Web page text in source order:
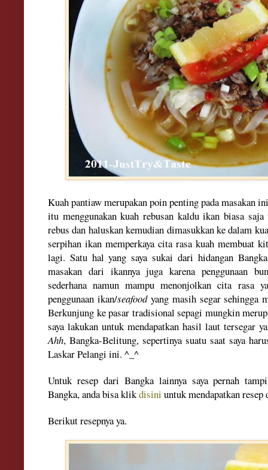
Kuah pantiaw merupakan poin penting pada masakan
itu menggunakan kuah rebusan kaldu ikan biasa
rebus dan haluskan kemudian dimasukkan ke dalam
serpihan ikan memperkaya cita rasa kuah membuat
lagi. Satu hal yang saya sukai dari hidangan
masakan dari ikannya juga karena penggunaan
sederhana namun mampu menonjolkan cita rasa
penggunaan ikan/seafoodyang masih segar sehingga
Berkunjung ke pasar tradisional sepagi mungkin
saya lakukan untuk mendapatkan hasil laut tersegar
Ahh, Bangka-Belitung, sepertinya suatu saat saya
Laskar Pelangi ini. ^_^
Untuk resep dari Bangka lainnya saya pernah
Bangka, anda bisa klikdisini untuk mendapatkan resep
Berikut resepnya ya.